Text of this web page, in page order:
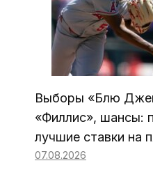
Выборы «Блю
«Филлис», шансы:
лучшие ставки на
07.08.2026